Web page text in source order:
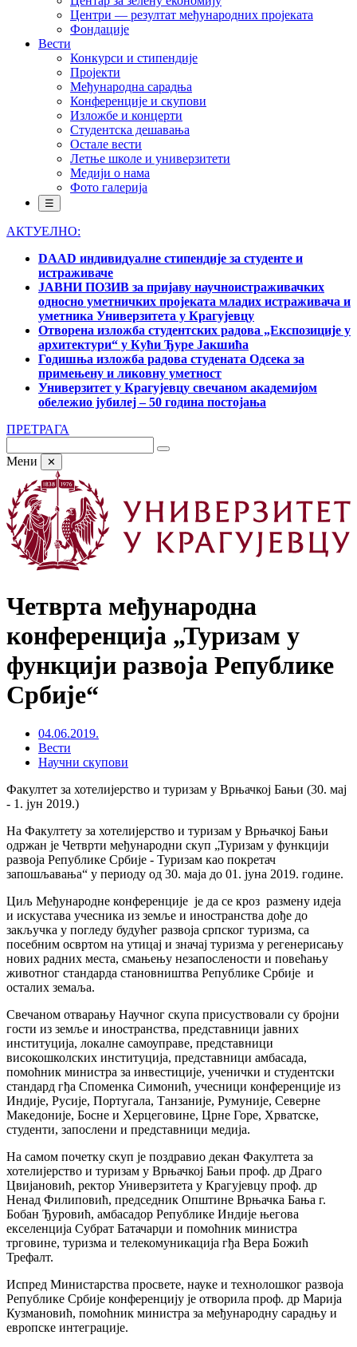
Центри — резултат међународних пројеката
Фондације
Вести
Конкурси и стипендије
Пројекти
Међународна сарадња
Конференције и скупови
Изложбе и концерти
Студентска дешавања
Остале вести
Летње школе и универзитети
Медији о нама
Фото галерија
☰
АКТУЕЛНО:
DAAD индивидуалне стипендије за студенте и
истраживаче
ЈАВНИ ПОЗИВ за пријаву научноистраживачких
односно уметничких пројеката младих истраживача и
уметника Универзитета у Крагујевцу
Отворена изложба студентских радова „Експозиције у
архитектури“ у Кући Ђуре Јакшића
Годишња изложба радова студената Одсека за
примењену и ликовну уметност
Универзитет у Крагујевцу свечаном академијом
обележио јубилеј – 50 година постојања
ПРЕТРАГА
Мени ✕
Четврта међународна
конференција „Туризам у
функцији развоја Републике
Србије“
04.06.2019.
Вести
Научни скупови
Факултет за хотелијерство и туризам у Врњачкој Бањи (30. мај
- 1. јун 2019.)
На Факултету за хотелијерство и туризам у Врњачкој Бањи
одржан је Четврти међународни скуп „Туризам у функцији
развоја Републике Србије - Туризам као покретач
запошљавања“ у периоду од 30. маја до 01. јуна 2019. године.
Циљ Међународне конференције је да се кроз размену идеја
и искустава учесника из земље и иностранства дође до
закључка у погледу будућег развоја српског туризма, са
посебним освртом на утицај и значај туризма у регенерисању
нових радних места, смањењу незапослености и повећању
животног стандарда становништва Републике Србије и
осталих земаља.
Свечаном отварању Научног скупа присуствовали су бројни
гости из земље и иностранства, представници јавних
институција, локалне самоуправе, представници
високошколских институција, представници амбасада,
помоћник министра за инвестиције, ученички и студентски
стандард гђа Споменка Симонић, учесници конференције из
Индије, Русије, Португала, Танзаније, Румуније, Северне
Македоније, Босне и Херцеговине, Црне Горе, Хрватске,
студенти, запослени и представници медија.
На самом почетку скуп је поздравио декан Факултета за
хотелијерство и туризам у Врњачкој Бањи проф. др Драго
Цвијановић, ректор Универзитета у Крагујевцу проф. др
Ненад Филиповић, председник Општине Врњачка Бања г.
Бобан Ђуровић, амбасадор Републике Индије његова
екселенција Субрат Батачарџи и помоћник министра
трговине, туризма и телекомуникација гђа Вера Божић
Трефалт.
Испред Министарства просвете, науке и технолошког развоја
Републике Србије конференцију је отворила проф. др Марија
Кузмановић, помоћник министра за међународну сарадњу и
европске интеграције.